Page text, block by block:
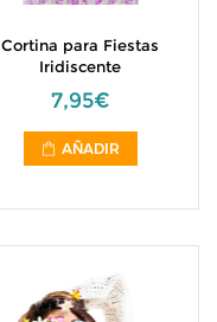
Cortina para Fiestas
Iridiscente
7,95€
AÑADIR